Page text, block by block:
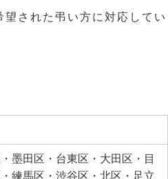
された弔い方に対応してい
墨田区・台東区・大田区・目
練馬区・渋谷区・北区・足立